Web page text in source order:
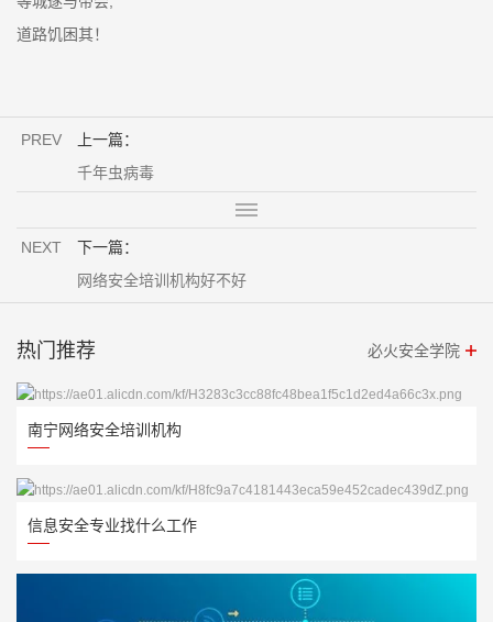
道路饥困其！
PREV
上一篇：
千年虫病毒
NEXT
下一篇：
网络安全培训机构好不好
热门推荐 必火安全学院
南宁网络安全培训机构
信息安全专业找什么工作